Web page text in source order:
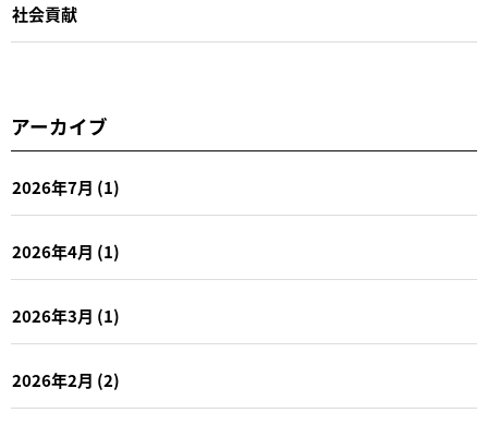
社会貢献
アーカイブ
2026年7月 (1)
2026年4月 (1)
2026年3月 (1)
2026年2月 (2)